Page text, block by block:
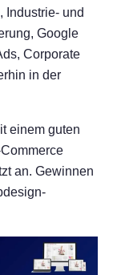
Industrie- und
Google
Corporate
in der
einem guten
an. Gewinnen